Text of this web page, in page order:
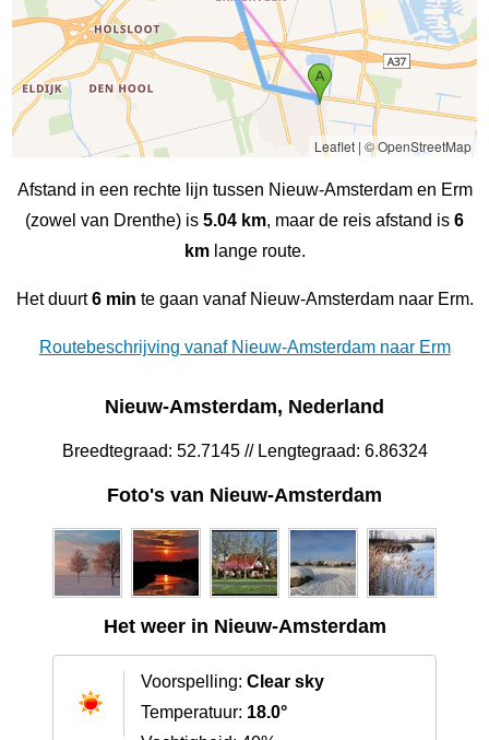
Leaflet| © OpenStreetMap
Afstand in een rechte lijn tussen Nieuw-Amsterdam en Erm
(zowel van Drenthe) is 5.04 km, maar de reis afstand is 6
kmlange route.
Het duurt6 min te gaan vanaf Nieuw-Amsterdam naar Erm.
Routebeschrijving vanaf Nieuw-Amsterdam naar Erm
Nieuw-Amsterdam, Nederland
Breedtegraad: 52.7145 // Lengtegraad: 6.86324
Foto's van Nieuw-Amsterdam
Het weer in Nieuw-Amsterdam
Voorspelling: Clear sky
Temperatuur: 18.0°